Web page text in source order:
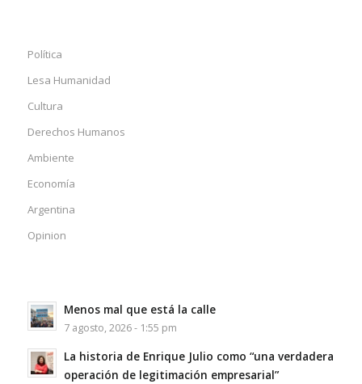
Política
Lesa Humanidad
Cultura
Derechos Humanos
Ambiente
Economía
Argentina
Opinion
Menos mal que está la calle
7 agosto, 2026 - 1:55 pm
La historia de Enrique Julio como “una verdadera
operación de legitimación empresarial”